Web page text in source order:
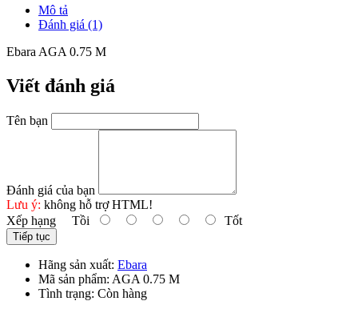
Mô tả
Đánh giá (1)
Ebara AGA 0.75 M
Viết đánh giá
Tên bạn
Đánh giá của bạn
Lưu ý: không hỗ trợ HTML!
Xếp hạng Tồi Tốt
Tiếp tục
Hãng sản xuất: Ebara
Mã sản phẩm: AGA 0.75 M
Tình trạng: Còn hàng